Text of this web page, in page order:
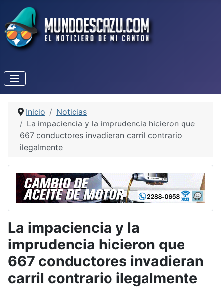
Inicio
Noticias
La impaciencia y la imprudencia hicieron que
667 conductores invadieran carril contrario
ilegalmente
La impaciencia y la
imprudencia hicieron que
667 conductores invadieran
carril contrario ilegalmente